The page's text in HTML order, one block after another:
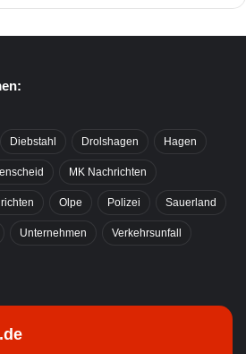
Diebstahl Drolshagen Hagen
MK Nachrichten
Olpe Polizei Sauerland
Unternehmen Verkehrsunfall